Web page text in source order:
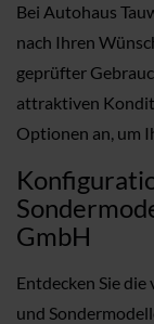
Bei Autohaus
nach Ihren
geprüfter
attraktiven
Optionen an, um
GmbH
Entdecken Sie
und